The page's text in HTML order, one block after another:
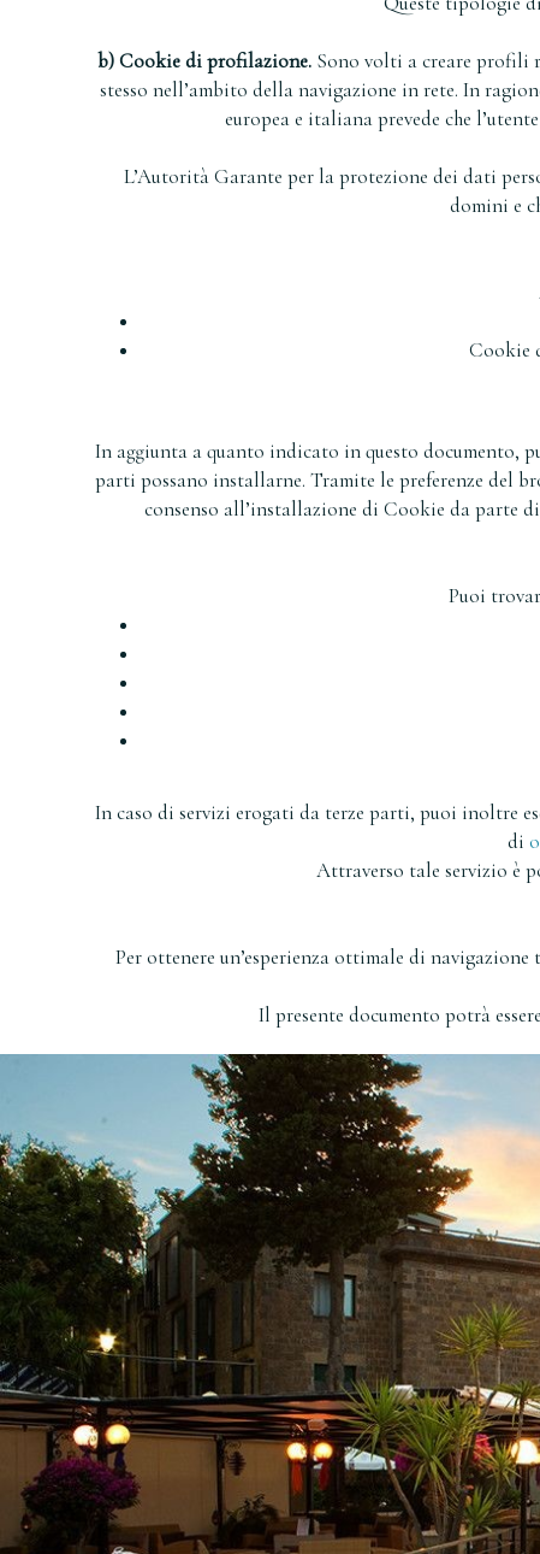
b) Cookie di profilazione.Sono volti a creare profili
stesso nell’ambito della navigazione in rete. In
europea e italiana prevede che
L’Autorità Garante per la protezione dei dati
domini e
Cookie
In aggiunta a quanto indicato in questo documento,
parti possano installarne. Tramite le preferenze del
consenso all’installazione di Cookie da parte
Puoi
In caso di servizi erogati da terze parti, puoi
di
Attraverso tale servizio è
Per ottenere un’esperienza ottimale di
Il presente documento potrà